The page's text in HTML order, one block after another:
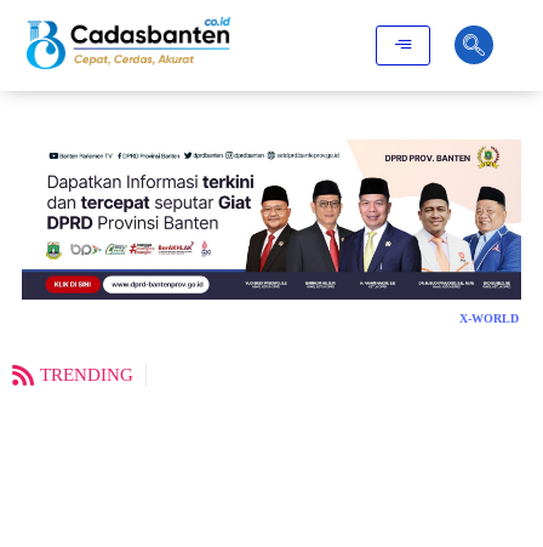
X-WORLD
TRENDING